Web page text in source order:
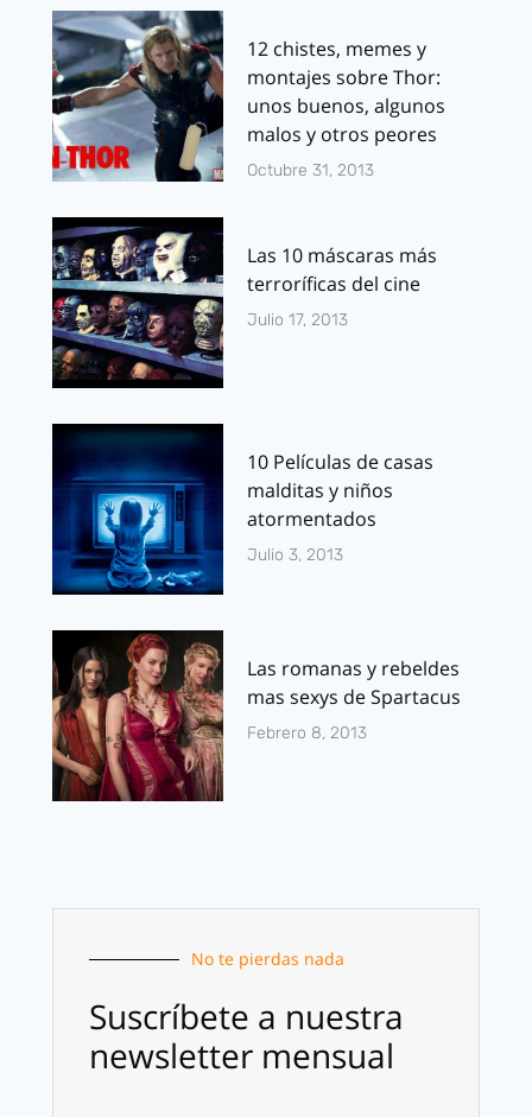
12 chistes, memes y
montajes sobre Thor:
unos buenos, algunos
malos y otros peores
Octubre 31, 2013
Las 10 máscaras más
terroríficas del cine
Julio 17, 2013
10 Películas de casas
malditas y niños
atormentados
Julio 3, 2013
Las romanas y rebeldes
mas sexys de Spartacus
Febrero 8, 2013
No te pierdas nada
Suscríbete a nuestra
newsletter mensual